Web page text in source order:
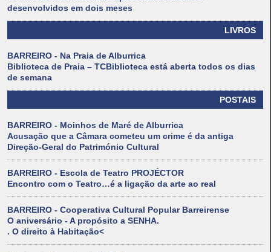
desenvolvidos em dois meses
LIVROS
BARREIRO - Na Praia de Alburrica
Biblioteca de Praia – TCBiblioteca está aberta todos os dias
de semana
POSTAIS
BARREIRO - Moinhos de Maré de Alburrica
Acusação que a Câmara cometeu um crime é da antiga
Direção-Geral do Património Cultural
BARREIRO - Escola de Teatro PROJÉCTOR
Encontro com o Teatro…é a ligação da arte ao real
BARREIRO - Cooperativa Cultural Popular Barreirense
O aniversário - A propósito a SENHA.
. O direito à Habitação<